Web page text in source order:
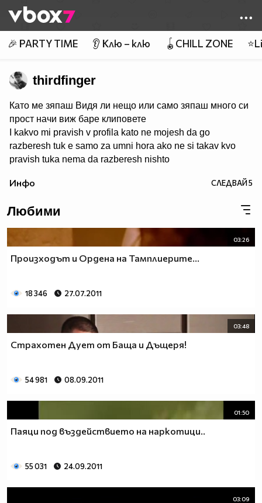
👾
🎉 PARTY TIME 👂 Клю – клю 🪀CHILL ZONE
thirdfinger
Като ме зяпаш Видя ли нещо или само зяпаш много си
прост начи виж баре клиповете
I kakvo mi pravish v profila kato ne mojesh da go
razberesh tuk e samo za umni hora ako ne si takav kvo
pravish tuka nema da razberesh nishto
Инфо СЛЕДВАЙ5
Любими
03:26
Произходът и Ордена на Тамплиерите...
18 346 27.07.2011
03:48
Страхотен Дует от Баща и Дъщеря!
54 981 08.09.2011
01:50
Паяци под въздействието на наркотици..
55 031 24.09.2011
03:09